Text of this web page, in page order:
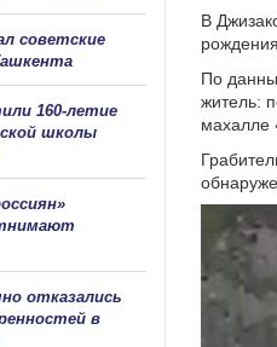
В
По
житель:
махалле
советские
160-летие
школы
отказались
в